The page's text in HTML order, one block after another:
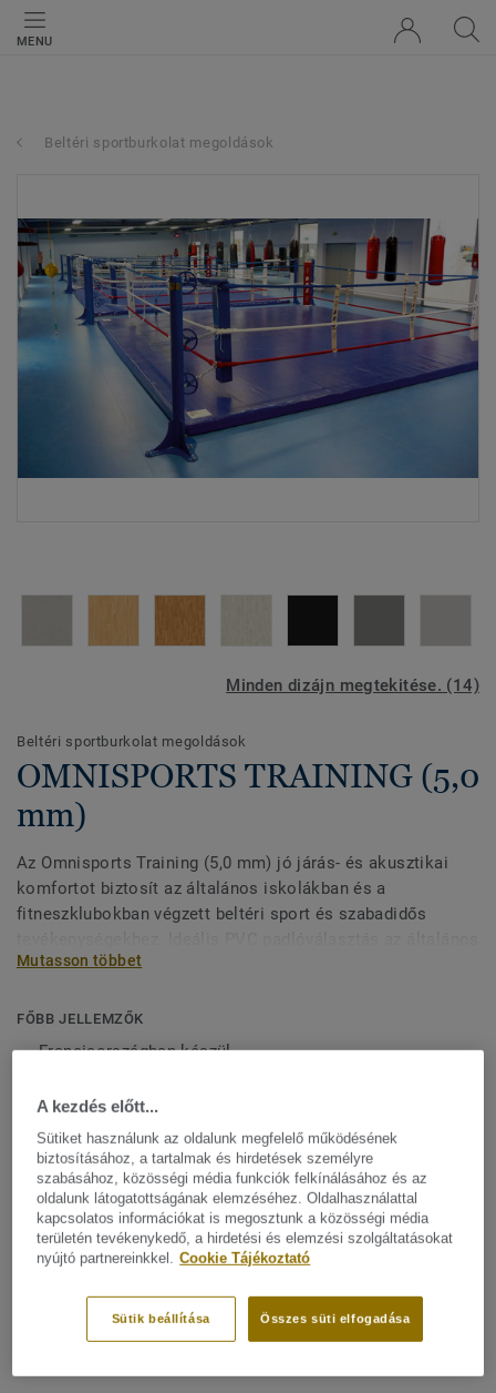
MENU
Beltéri sportburkolat megoldások
Minden dizájn megtekitése. (14)
Beltéri sportburkolat megoldások
OMNISPORTS TRAINING (5,0
mm)
Az Omnisports Training (5,0 mm) jó járás- és akusztikai
komfortot biztosít az általános iskolákban és a
fitneszklubokban végzett beltéri sport és szabadidős
iskolákban, a fitnesz és ökölvívó klubokban végzett, kisebb
jelentő Top Clean XP felületvédelemmel van lekezelve a
rendkívüli tartósság és a költséghatékony karbantartás
Mutasson többet
FŐBB JELLEMZŐK
Franciaországban készül
Költséghatékony karbantartás
Hozzájárul a jobb levegőminőséghez
MŰSZAKI ÉS KÖRNYEZETVÉDELMI ELŐÍRÁSOK
Koptatóréteg vastagság:
0,70 mm
A kezdés előtt...
Sütiket használunk az oldalunk megfelelő működésének
biztosításához, a tartalmak és hirdetések személyre
szabásához, közösségi média funkciók felkínálásához és az
oldalunk látogatottságának elemzéséhez. Oldalhasználattal
kapcsolatos információkat is megosztunk a közösségi média
területén tevékenykedő, a hirdetési és elemzési szolgáltatásokat
nyújtó partnereinkkel. Cookie Tájékoztató
Összes süti elfogadása
Sütik beállítása